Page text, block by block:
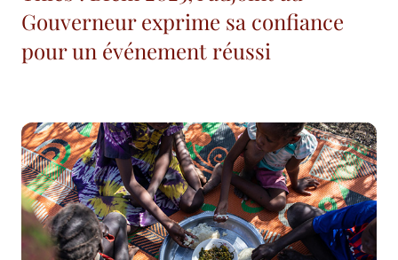
Gouverneur exprime sa confiance
pour un événement réussi